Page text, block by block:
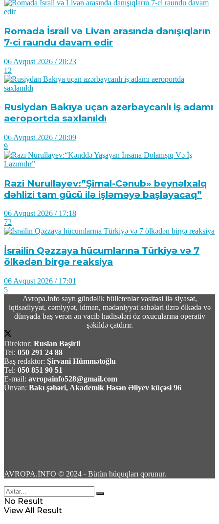
Romada İsrail və Livan arasında danışıqların
7-ci raundu davam edir
06 Avqust 2026 / 20:23
12
Rusiydan Bakıya uçan azərbaycanlı iş adamı
aeroportda saxlanıldı
06 Avqust 2026 / 20:09
9
Razi Nurullayev:”Şimal-Cənub» beynəlxalq
dəhlizi tam gücü ilə işləməyə başlayacaq”
06 Avqust 2026 / 17:18
72
İsrailin Qəzzaya hücumlarına Türkiyə və 7
ölkədən birgə reaksiya
06 Avqust 2026 / 17:01
5
Avropa.info saytı gündəlik bülletenlər vasitəsi ilə siyasət,
iqtisadiyyat, cəmiyyət, idman, mədəniyyət sahələri üzrə ölkədə və
dünyada baş verən ən vacib hadisələri öz oxucularına operativ
şəkildə çatdırır.
Direktor: Ruslan Bəşirli
Tel: 050 291 24 88
Baş redaktor: Şirvani Hümmətoğlu
Tel: 050 851 90 51
E-mail: avropainfo528@gmail.com
Ünvan: Bakı şəhəri, Akademik Həsən Əliyev küçəsi 96
AVROPA.İNFO © 2024 - Bütün hüquqları qorunur.
No Result
View All Result